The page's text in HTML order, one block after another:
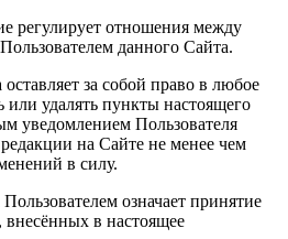
регулирует отношения между
данного Сайта.
за собой право в любое
или удалять пункты настоящего
уведомлением Пользователя
на Сайте не менее чем
в силу.
означает принятие
в настоящее